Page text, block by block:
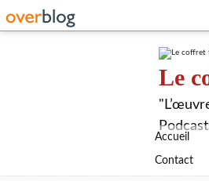
Le
Accueil
Contact